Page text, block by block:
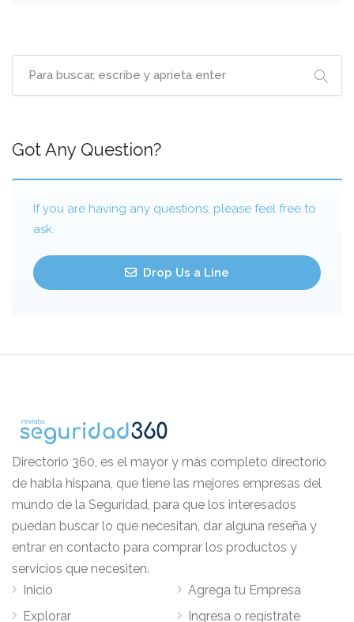
Got Any Question?
If you are having any questions, please feel free to
ask.
Drop Us a Line
Directorio 360, es el mayor y más completo directorio
de habla hispana, que tiene las mejores empresas del
mundo de la Seguridad, para que los interesados
puedan buscar lo que necesitan, dar alguna reseña y
entrar en contacto para comprar los productos y
servicios que necesiten.
Inicio
Explorar
Agrega tu Empresa
Ingresa o regístrate